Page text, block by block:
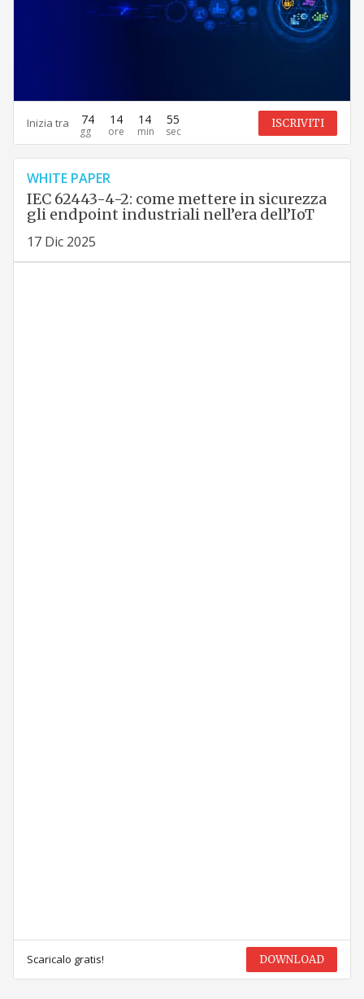
Inizia tra 74 14 14 54 ISCRIVITI
WHITE PAPER
IEC 62443-4-2: come mettere in sicurezza
gli endpoint industriali nell’era dell’IoT
17 Dic 2025
Scaricalo gratis! DOWNLOAD